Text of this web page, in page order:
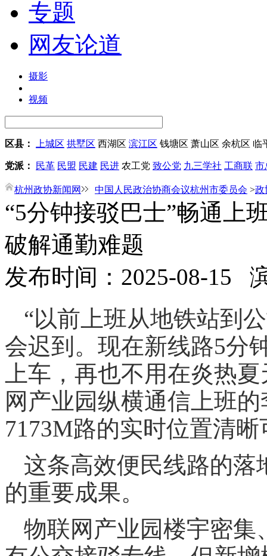
专题
网友论道
摄影
视频
区县： 上城区 拱墅区 西湖区 滨江区 钱塘区 萧山区 余杭区 临
党派： 民革 民盟 民建 民进 农工党 致公党 九三学社 工商联 市
杭州政协新闻网 中国人民政治协商会议杭州市委员会 >政
“5分钟接驳巴士”畅通上
破解通勤难题
发布时间：2025-08-15
“以前上班从地铁站到
会迟到。现在新线路5分
上车，再也不用在炎热
网产业园纵横通信上班
7173M路的实时位置清晰
这条高效便民线路的落
的重要成果。
物联网产业园楼宇密集